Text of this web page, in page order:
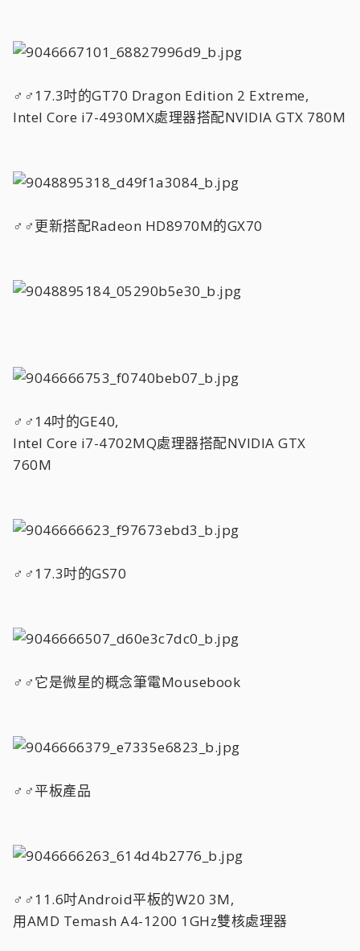
♂♂17.3吋的GT70 Dragon Edition 2 Extreme,
Intel Core i7-4930MX處理器搭配NVIDIA GTX 780M
♂♂更新搭配Radeon HD8970M的GX70
♂♂14吋的GE40,
Intel Core i7-4702MQ處理器搭配NVIDIA GTX
760M
♂♂17.3吋的GS70
♂♂它是微星的概念筆電Mousebook
♂♂平板產品
♂♂11.6吋Android平板的W20 3M,
用AMD Temash A4-1200 1GHz雙核處理器